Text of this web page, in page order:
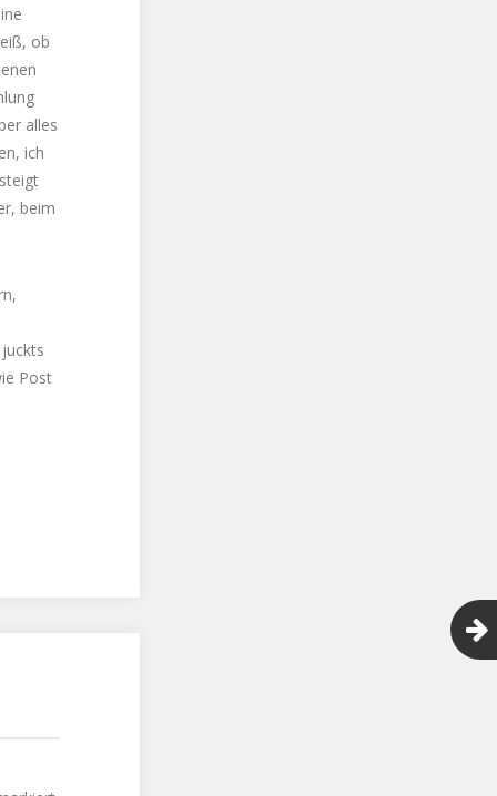
ob
alles
ich
beim
Post